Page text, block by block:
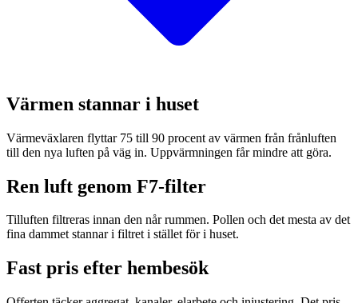
Värmen stannar i huset
Värmeväxlaren flyttar 75 till 90 procent av värmen från frånluften
till den nya luften på väg in. Uppvärmningen får mindre att göra.
Ren luft genom F7-filter
Tilluften filtreras innan den når rummen. Pollen och det mesta av det
fina dammet stannar i filtret i stället för i huset.
Fast pris efter hembesök